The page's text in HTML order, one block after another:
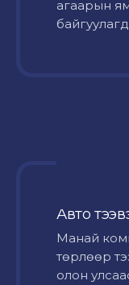
агаарын
Авто
Mанай
төрлөөр
олон